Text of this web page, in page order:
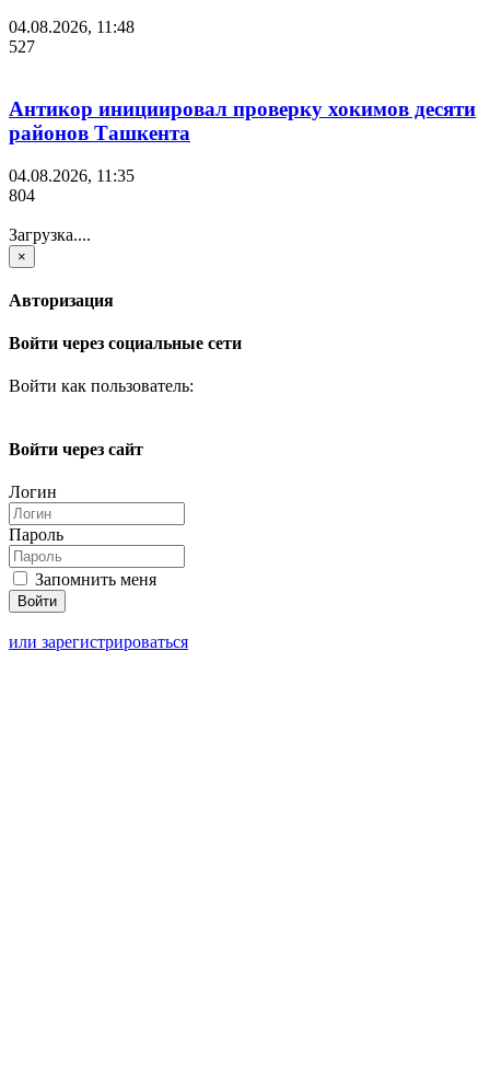
04.08.2026, 11:48
527
Антикор инициировал проверку хокимов десяти
районов Ташкента
04.08.2026, 11:35
804
Загрузка....
×
Авторизация
Войти через социальные сети
Войти как пользователь:
Войти через сайт
Логин
Пароль
Запомнить меня
или зарегистрироваться